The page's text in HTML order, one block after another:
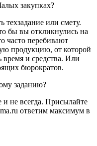
закупках?
техзадание или смету.
бы вы откликнулись на
часто перебивают
продукцию, от которой
время и средства. Или
бюрократов.
заданию?
не всегда. Присылайте
ответим максимум в